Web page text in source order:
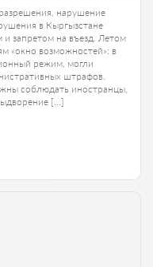
нарушение
в Кыргызстане
запретом на въезд. Летом
«окно возможностей»: в
режим, могли
штрафов.
соблюдать иностранцы,
[…]